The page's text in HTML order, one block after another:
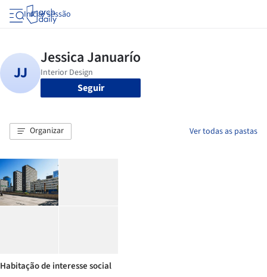
Iniciar sessão
Seguir
Organizar Ver todas as pastas
Habitação de interesse social